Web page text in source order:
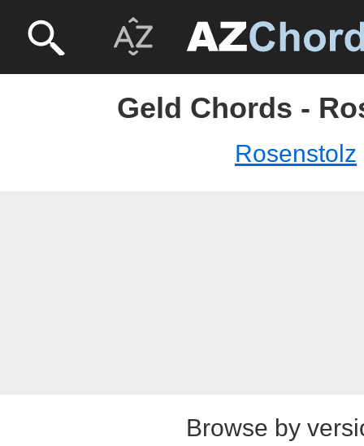
Geld Chords -
Rosenstolz
Browse by